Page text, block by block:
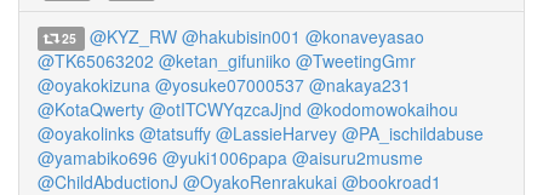
25 @KYZ_RW @hakubisin001 @konaveyasao
@TK65063202 @ketan_gifuniiko @TweetingGmr
@oyakokizuna @yosuke07000537 @nakaya231
@KotaQwerty @otITCWYqzcaJjnd @kodomowokaihou
@oyakolinks @tatsuffy @LassieHarvey @PA_ischildabuse
@yamabiko696 @yuki1006papa @aisuru2musme
@ChildAbductionJ @OyakoRenrakukai @bookroad1